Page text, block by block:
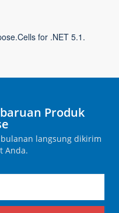
for .NET 5.1.
Produk
langsung dikirim
Anda.